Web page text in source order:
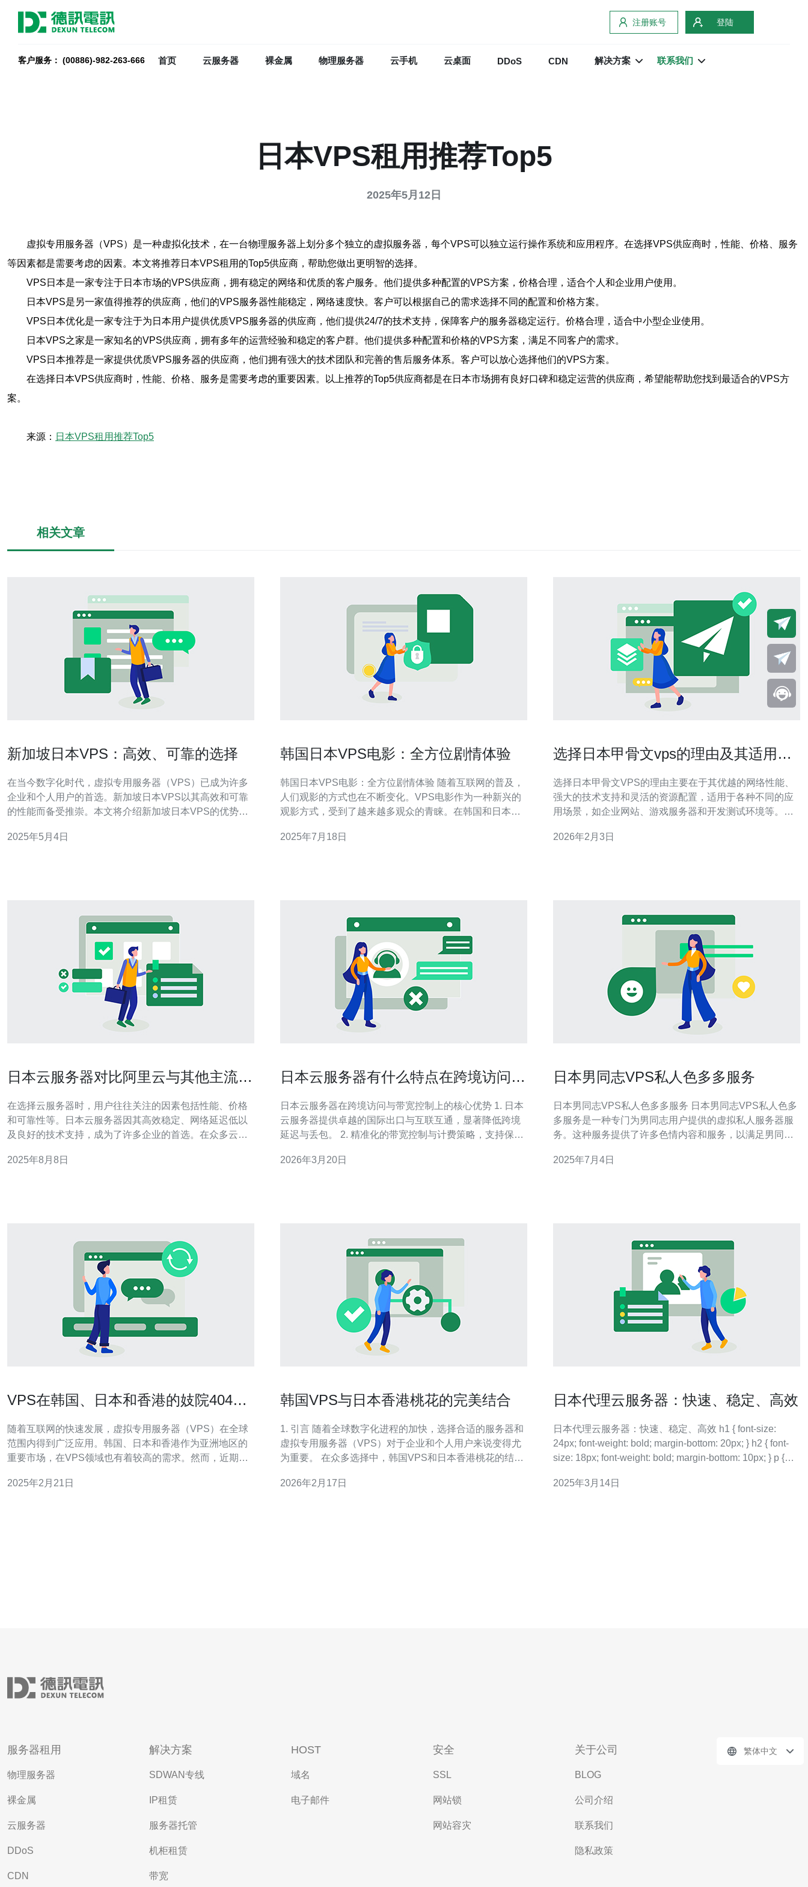
注册账号 登陆
客户服务： (00886)-982-263-666 首页 云服务器 裸金属 物理服务器 云手机 云桌面 DDoS CDN 解决方案 联系我们
日本VPS租用推荐Top5
2025年5月12日
虚拟专用服务器（VPS）是一种虚拟化技术，在一台物理服务器上划分多个独立的虚拟服务器，每个VPS可以独立运行操作系统和应用程序。在选择VPS供应商时，性能、价格、服务
等因素都是需要考虑的因素。本文将推荐日本VPS租用的Top5供应商，帮助您做出更明智的选择。
VPS日本是一家专注于日本市场的VPS供应商，拥有稳定的网络和优质的客户服务。他们提供多种配置的VPS方案，价格合理，适合个人和企业用户使用。
日本VPS是另一家值得推荐的供应商，他们的VPS服务器性能稳定，网络速度快。客户可以根据自己的需求选择不同的配置和价格方案。
VPS日本优化是一家专注于为日本用户提供优质VPS服务器的供应商，他们提供24/7的技术支持，保障客户的服务器稳定运行。价格合理，适合中小型企业使用。
日本VPS之家是一家知名的VPS供应商，拥有多年的运营经验和稳定的客户群。他们提供多种配置和价格的VPS方案，满足不同客户的需求。
VPS日本推荐是一家提供优质VPS服务器的供应商，他们拥有强大的技术团队和完善的售后服务体系。客户可以放心选择他们的VPS方案。
在选择日本VPS供应商时，性能、价格、服务是需要考虑的重要因素。以上推荐的Top5供应商都是在日本市场拥有良好口碑和稳定运营的供应商，希望能帮助您找到最适合的VPS方
案。
来源： 日本VPS租用推荐Top5
相关文章
新加坡日本VPS：高效、可靠的选择
在当今数字化时代，虚拟专用服务器（VPS）已成为许多
企业和个人用户的首选。新加坡日本VPS以其高效和可靠
的性能而备受推崇。本文将介绍新加坡日本VPS的优势和
网上快速传输数据。无论是网站托管、应用程序部署还是
2025年5月4日
韩国日本VPS电影：全方位剧情体验
韩国日本VPS电影：全方位剧情体验 随着互联网的普及，
人们观影的方式也在不断变化。VPS电影作为一种新兴的
观影方式，受到了越来越多观众的青睐。在韩国和日本，
验。 韩国作为亚洲电影产业的重要一员，其VPS电影在全
2025年7月18日
选择日本甲骨文vps的理由及其适用场
选择日本甲骨文VPS的理由主要在于其优越的网络性能、
强大的技术支持和灵活的资源配置，适用于各种不同的应
用场景，如企业网站、游戏服务器和开发测试环境等。通
网络连接，确保业务的顺利运行。 网络性能优越 在选择
2026年2月3日
日本云服务器对比阿里云与其他主流服
在选择云服务器时，用户往往关注的因素包括性能、价格
和可靠性等。日本云服务器因其高效稳定、网络延迟低以
及良好的技术支持，成为了许多企业的首选。在众多云服
等，都是值得比较的对象。本文将对这些服务进行详尽的
2025年8月8日
日本云服务器有什么特点在跨境访问与
日本云服务器在跨境访问与带宽控制上的核心优势 1. 日本
云服务器提供卓越的国际出口与互联互通，显著降低跨境
延迟与丢包。 2. 精准化的带宽控制与计费策略，支持保底
生态（CDN、Anycast、BGP多线）便于跨境流量调度与
2026年3月20日
日本男同志VPS私人色多多服务
日本男同志VPS私人色多多服务 日本男同志VPS私人色多
多服务是一种专门为男同志用户提供的虚拟私人服务器服
务。这种服务提供了许多色情内容和服务，以满足男同志
情内容，包括视频、图片、故事等。用户可以根据自己的
2025年7月4日
VPS在韩国、日本和香港的妓院404错
随着互联网的快速发展，虚拟专用服务器（VPS）在全球
范围内得到广泛应用。韩国、日本和香港作为亚洲地区的
重要市场，在VPS领域也有着较高的需求。然而，近期发
引发了一系列的讨论和猜测。 妓院404错误是指在访问某
2025年2月21日
韩国VPS与日本香港桃花的完美结合
1. 引言 随着全球数字化进程的加快，选择合适的服务器和
虚拟专用服务器（VPS）对于企业和个人用户来说变得尤
为重要。 在众多选择中，韩国VPS和日本香港桃花的结合
者的完美结合，以及它们在技术和服务上的优势。
2026年2月17日
日本代理云服务器：快速、稳定、高效
日本代理云服务器：快速、稳定、高效 h1 { font-size:
24px; font-weight: bold; margin-bottom: 20px; } h2 { font-
size: 18px; font-weight: bold; margin-bottom: 10px; } p {
2025年3月14日
服务器租用
物理服务器
裸金属
云服务器
DDoS
CDN
解决方案
SDWAN专线
IP租赁
服务器托管
机柜租赁
带宽
HOST
域名
电子邮件
安全
SSL
网站锁
网站容灾
关于公司
BLOG
公司介绍
联系我们
隐私政策
繁体中文